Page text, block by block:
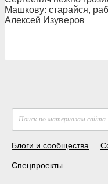
Машкову: старайся,
Алексей Изуверов
Блоги и сообщества
Спецпроекты